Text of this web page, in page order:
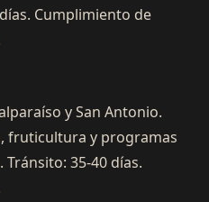
Cumplimiento de
y San Antonio.
fruticultura y programas
35-40 días.